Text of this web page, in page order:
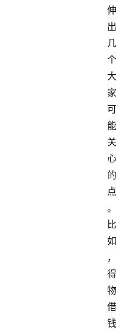
伸
出
几
个
大
家
可
能
关
心
的
点
。
比
如
，
得
物
借
钱